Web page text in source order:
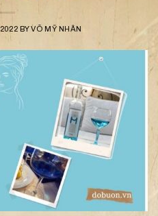
BYVÕ MỸ NHÂN